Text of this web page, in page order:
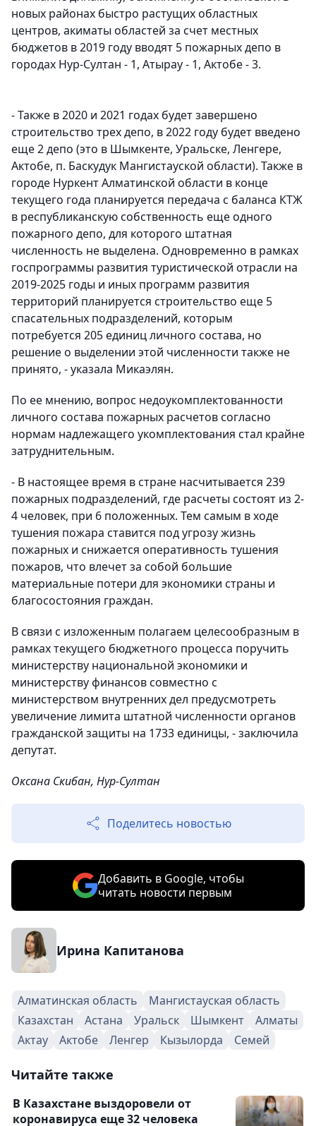
новых районах быстро растущих областных
центров, акиматы областей за счет местных
бюджетов в 2019 году вводят 5 пожарных депо в
городах Нур-Султан - 1, Атырау - 1, Актобе - 3.
- Также в 2020 и 2021 годах будет завершено
строительство трех депо, в 2022 году будет введено
еще 2 депо (это в Шымкенте, Уральске, Ленгере,
Актобе, п. Баскудук Мангистауской области). Также в
городе Нуркент Алматинской области в конце
текущего года планируется передача с баланса КТЖ
в республиканскую собственность еще одного
пожарного депо, для которого штатная
численность не выделена. Одновременно в рамках
госпрограммы развития туристической отрасли на
2019-2025 годы и иных программ развития
территорий планируется строительство еще 5
спасательных подразделений, которым
потребуется 205 единиц личного состава, но
решение о выделении этой численности также не
принято, - указала Микаэлян.
По ее мнению, вопрос недоукомплектованности
личного состава пожарных расчетов согласно
нормам надлежащего укомплектования стал крайне
затруднительным.
- В настоящее время в стране насчитывается 239
пожарных подразделений, где расчеты состоят из 2-
4 человек, при 6 положенных. Тем самым в ходе
тушения пожара ставится под угрозу жизнь
пожарных и снижается оперативность тушения
пожаров, что влечет за собой большие
материальные потери для экономики страны и
благосостояния граждан.
В связи с изложенным полагаем целесообразным в
рамках текущего бюджетного процесса поручить
министерству национальной экономики и
министерству финансов совместно с
министерством внутренних дел предусмотреть
увеличение лимита штатной численности органов
гражданской защиты на 1733 единицы, - заключила
депутат.
Оксана Скибан, Нур-Султан
Поделитесь новостью
Добавить в Google, чтобы
читать новости первым
Ирина Капитанова
Алматинская область
Мангистауская область
Казахстан
Астана Уральск Шымкент
Алматы
Актау
Актобе Ленгер Кызылорда Семей
Читайте также
В Казахстане выздоровели от
коронавируса еще 32 человека